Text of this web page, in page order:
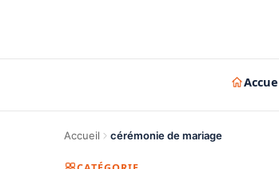
Accueil cérémonie de mariage